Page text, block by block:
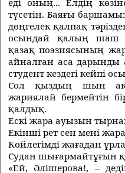
еді оның... Елдiң
түсетiн. Баяғы
дөңгелек қалпақ
осындай қалың шаш
қазақ поэзиясының
айналған аса
студент кездегi кейпi
Сол қыздың шын
жариялай бермейтiн
қалдық.
Ескi жара ауызын
Екiншi рет сен менi
Көйлегiмдi жағадан
Судан шығармайтұғын
«Ей, Әлiшерова!, –